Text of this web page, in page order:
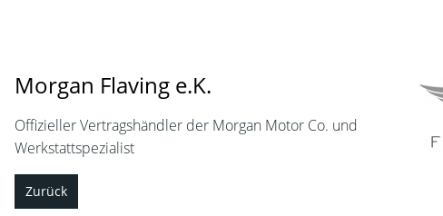
Morgan Flaving e.K.
Offizieller Vertragshändler der Morgan Motor Co. und
Werkstattspezialist
Zurück